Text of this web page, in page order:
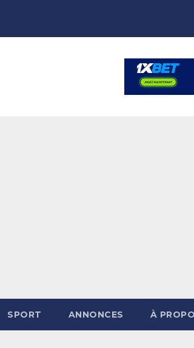
SPORT ANNONCES À